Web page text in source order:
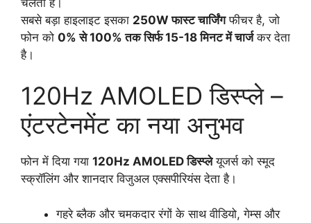
सबसे बड़ा हाइलाइट इसका 250W फास्ट चार्जिंगफीचर है, जो
फोन को 0% से 100% तक सिर्फ 15-18 मिनट में चार्जकर देता
है।
120Hz AMOLED डिस्प्ले –
एंटरटेनमेंट का नया अनुभव
फोन में दिया गया 120Hz AMOLED डिस्प्लेयूजर्स को स्मूद
स्क्रॉलिंग और शानदार विजुअल एक्सपीरियंस देता है।
गहरे ब्लैक और चमकदार रंगों के साथ वीडियो, गेम्स और